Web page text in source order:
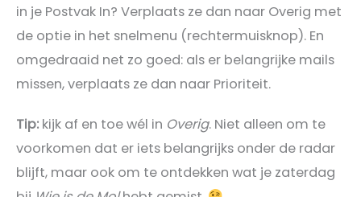
in je Postvak In? Verplaats ze dan naar Overig met
de optie in het snelmenu (rechtermuisknop). En
omgedraaid net zo goed: als er belangrijke mails
missen, verplaats ze dan naar Prioriteit.
Tip: kijk af en toe wél in Overig. Niet alleen om te
voorkomen dat er iets belangrijks onder de radar
blijft, maar ook om te ontdekken wat je zaterdag